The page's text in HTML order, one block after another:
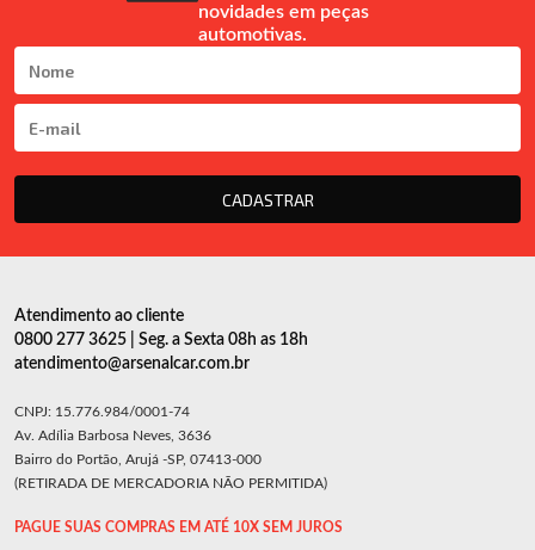
novidades em peças
automotivas.
CADASTRAR
Atendimento ao cliente
0800 277 3625 | Seg. a Sexta 08h as 18h
atendimento@arsenalcar.com.br
CNPJ: 15.776.984/0001-74
Av. Adília Barbosa Neves, 3636
Bairro do Portão, Arujá -SP, 07413-000
(RETIRADA DE MERCADORIA NÃO PERMITIDA)
PAGUE SUAS COMPRAS EM ATÉ 10X SEM JUROS